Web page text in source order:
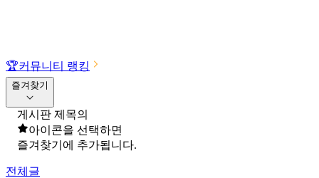
🏆커뮤니티 랭킹
즐겨찾기
게시판 제목의
아이콘을 선택하면
즐겨찾기에 추가됩니다.
전체글